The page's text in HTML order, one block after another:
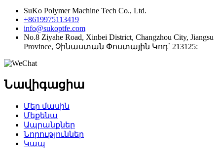
SuKo Polymer Machine Tech Co., Ltd.
+8619975113419
info@sukoptfe.com
No.8 Ziyahe Road, Xinbei District, Changzhou City, Jiangsu
Province, Չինաստան Փոստային Կոդ՝ 213125:
Նավիգացիա
Մեր մասին
Մեքենա
Ապրանքներ
Նորություններ
Կապ